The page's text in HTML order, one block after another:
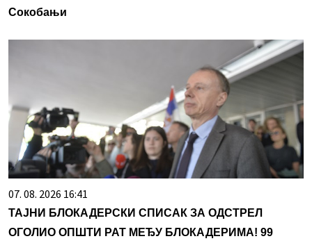
Сокобањи
07. 08. 2026 16:41
ТАЈНИ БЛОКАДЕРСКИ СПИСАК ЗА ОДСТРЕЛ
ОГОЛИО ОПШТИ РАТ МЕЂУ БЛОКАДЕРИМА! 99